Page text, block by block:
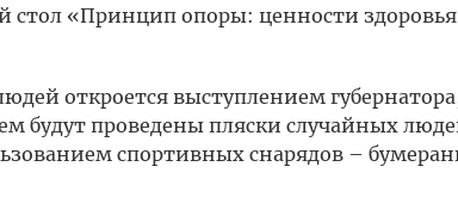
«Принцип опоры: ценности
откроется выступлением
будут проведены пляски случайных
спортивных снарядов –